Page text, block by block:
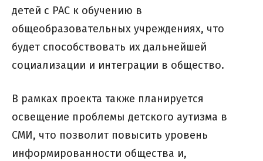
детей с РАС к обучению в
общеобразовательных учреждениях, что
будет способствовать их дальнейшей
социализации и интеграции в общество.
В рамках проекта также планируется
освещение проблемы детского аутизма в
СМИ, что позволит повысить уровень
информированности общества и,